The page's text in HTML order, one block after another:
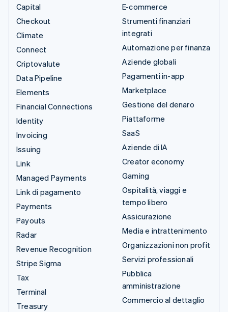
Capital
Checkout
Climate
Connect
Criptovalute
Data Pipeline
Elements
Financial Connections
Identity
Invoicing
Issuing
Link
Managed Payments
Link di pagamento
Payments
Payouts
Radar
Revenue Recognition
Stripe Sigma
Tax
Terminal
Treasury
E-commerce
Strumenti finanziari
integrati
Automazione per finanza
Aziende globali
Pagamenti in-app
Marketplace
Gestione del denaro
Piattaforme
SaaS
Aziende di IA
Creator economy
Gaming
Ospitalità, viaggi e
tempo libero
Assicurazione
Media e intrattenimento
Organizzazioni non profit
Servizi professionali
Pubblica
amministrazione
Commercio al dettaglio